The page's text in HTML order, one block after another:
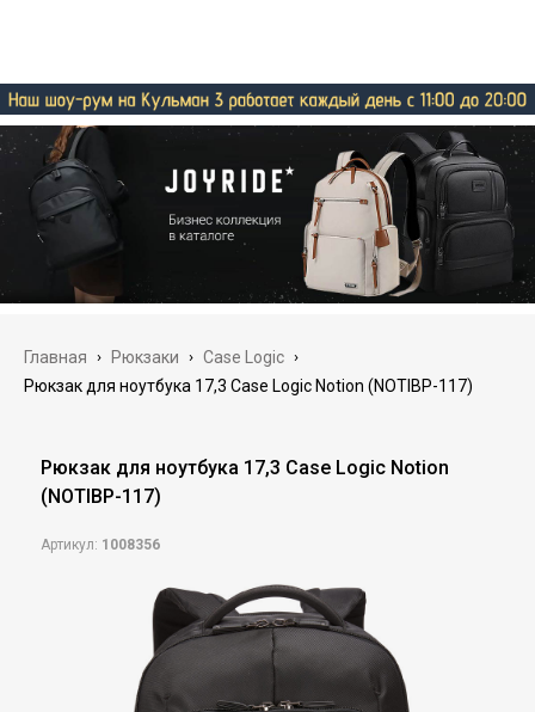
Главная › Рюкзаки › Case Logic ›
Рюкзак для ноутбука 17,3 Case Logic Notion (NOTIBP-117)
Рюкзак для ноутбука 17,3 Case Logic Notion
(NOTIBP-117)
Артикул: 1008356